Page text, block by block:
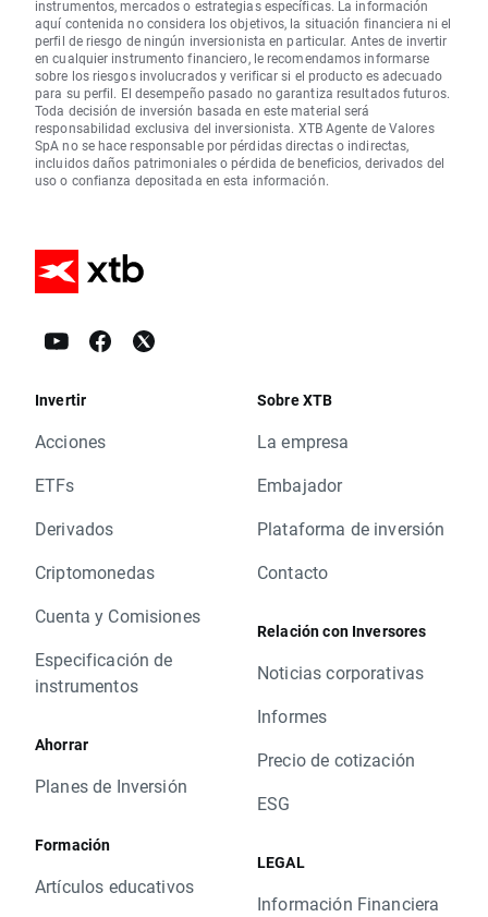
instrumentos, mercados o estrategias específicas. La información
aquí contenida no considera los objetivos, la situación financiera ni el
perfil de riesgo de ningún inversionista en particular. Antes de invertir
en cualquier instrumento financiero, le recomendamos informarse
sobre los riesgos involucrados y verificar si el producto es adecuado
para su perfil. El desempeño pasado no garantiza resultados futuros.
Toda decisión de inversión basada en este material será
responsabilidad exclusiva del inversionista. XTB Agente de Valores
SpA no se hace responsable por pérdidas directas o indirectas,
incluidos daños patrimoniales o pérdida de beneficios, derivados del
uso o confianza depositada en esta información.
Invertir
Acciones
ETFs
Derivados
Criptomonedas
Cuenta y Comisiones
Especificación de
instrumentos
Ahorrar
Planes de Inversión
Formación
Artículos educativos
Sobre XTB
La empresa
Embajador
Plataforma de inversión
Contacto
Relación con Inversores
Noticias corporativas
Informes
Precio de cotización
ESG
LEGAL
Información Financiera